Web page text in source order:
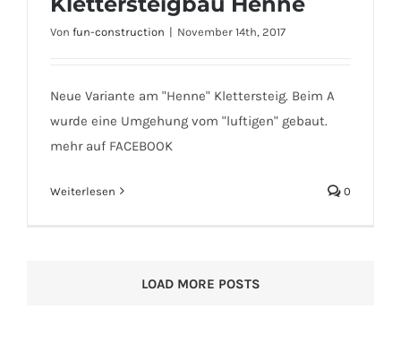
Klettersteigbau Henne
Von fun-construction | November 14th, 2017
Neue Variante am "Henne" Klettersteig. Beim A
wurde eine Umgehung vom "luftigen" gebaut.
mehr auf FACEBOOK
Weiterlesen 0
LOAD MORE POSTS